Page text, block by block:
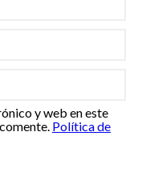
y web en este
Política de